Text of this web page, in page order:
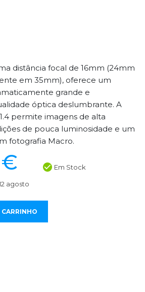
distância focal de 16mm (24mm
em 35mm), oferece um
grande e
óptica deslumbrante. A
permite imagens de alta
de pouca luminosidade e um
fotografia Macro.
Em Stock
agosto